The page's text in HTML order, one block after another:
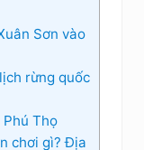
Sơn vào
rừng quốc
Thọ
chơi gì? Địa